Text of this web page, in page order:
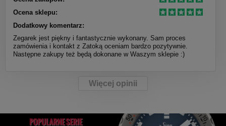
Ocena sklepu:
Dodatkowy komentarz:
Zegarek jest piękny i fantastycznie wykonany. Sam proces
zamówienia i kontakt z Zatoką oceniam bardzo pozytywnie.
Następne zakupy też będą dokonane w Waszym sklepie :)
Więcej opinii